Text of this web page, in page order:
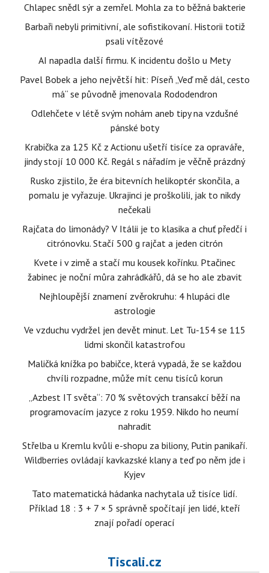
Chlapec snědl sýr a zemřel. Mohla za to běžná bakterie
Barbaři nebyli primitivní, ale sofistikovaní. Historii totiž
psali vítězové
AI napadla další firmu. K incidentu došlo u Mety
Pavel Bobek a jeho největší hit: Píseň „Veď mě dál, cesto
má“ se původně jmenovala Rododendron
Odlehčete v létě svým nohám aneb tipy na vzdušné
pánské boty
Krabička za 125 Kč z Actionu ušetří tisíce za opraváře,
jindy stojí 10 000 Kč. Regál s nářadím je věčně prázdný
Rusko zjistilo, že éra bitevních helikoptér skončila, a
pomalu je vyřazuje. Ukrajinci je proškolili, jak to nikdy
nečekali
Rajčata do limonády? V Itálii je to klasika a chuť předčí i
citrónovku. Stačí 500 g rajčat a jeden citrón
Kvete i v zimě a stačí mu kousek kořínku. Ptačinec
žabinec je noční můra zahrádkářů, dá se ho ale zbavit
Nejhloupější znamení zvěrokruhu: 4 hlupáci dle
astrologie
Ve vzduchu vydržel jen devět minut. Let Tu-154 se 115
lidmi skončil katastrofou
Maličká knížka po babičce, která vypadá, že se každou
chvíli rozpadne, může mít cenu tisíců korun
„Azbest IT světa“: 70 % světových transakcí běží na
programovacím jazyce z roku 1959. Nikdo ho neumí
nahradit
Střelba u Kremlu kvůli e-shopu za biliony, Putin panikaří.
Wildberries ovládají kavkazské klany a teď po něm jde i
Kyjev
Tato matematická hádanka nachytala už tisíce lidí.
Příklad 18 : 3 + 7 × 5 správně spočítají jen lidé, kteří
znají pořadí operací
Tiscali.cz